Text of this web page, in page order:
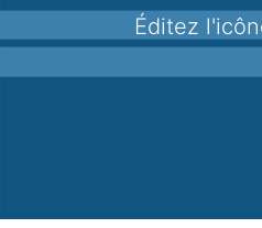
Éditez